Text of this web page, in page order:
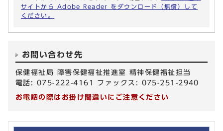
サイトから Adobe Reader をダウンロード（無償）して
ください。
お問い合わせ先
保健福祉局 障害保健福祉推進室 精神保健福祉担当
電話: 075-222-4161 ファックス: 075-251-2940
お電話の際はお掛け間違いにご注意ください